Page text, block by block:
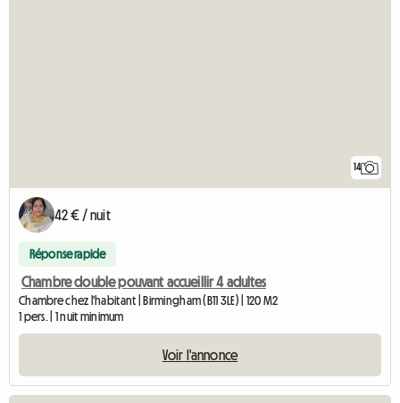
14
42 € / nuit
Réponse rapide
Chambre double pouvant accueillir 4 adultes
Chambre chez l'habitant | Birmingham (B11 3LE) | 120 M2
1 pers. | 1 nuit minimum
Voir l'annonce